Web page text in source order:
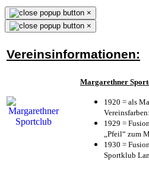
×
×
Vereinsinformationen:
Margarethner
1920 = als
1929 =
„Pfeil“ zum
1930 =
Sportklub